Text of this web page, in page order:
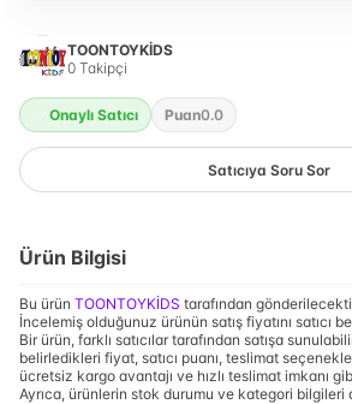
TOONTOYKİDS
0 Takipçi
Onaylı Satıcı Puan0.0
Satıcıya Soru Sor
Ürün Bilgisi
Bu ürün TOONTOYKİDS tarafından
İncelemiş olduğunuz ürünün satış fiyatını satıcı
Bir ürün, farklı satıcılar tarafından satışa
belirledikleri fiyat, satıcı puanı, teslimat
ücretsiz kargo avantajı ve hızlı teslimat imkanı
Ayrıca, ürünlerin stok durumu ve kategori bilgileri